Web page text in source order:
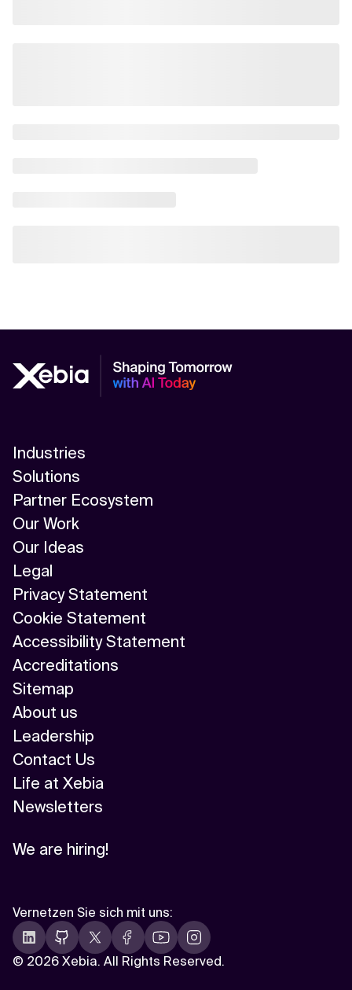
Industries
Solutions
Partner Ecosystem
Our Work
Our Ideas
Legal
Privacy Statement
Cookie Statement
Accessibility Statement
Accreditations
Sitemap
About us
Leadership
Contact Us
Life at Xebia
Newsletters
We are hiring!
© 2026 Xebia. All Rights Reserved.
Vernetzen Sie sich mit uns: